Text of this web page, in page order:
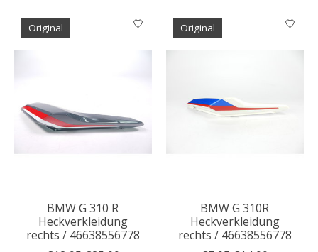
Original
BMW G 310 R
Heckverkleidung
rechts / 46638556778
Original
BMW G 310R
Heckverkleidung
rechts / 46638556778